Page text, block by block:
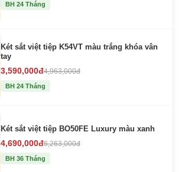
BH 24 Tháng
Két sắt việt tiệp K54VT màu trắng khóa vân
tay
3,590,000đ4,963,000đ
BH 24 Tháng
Két sắt việt tiệp BO50FE Luxury màu xanh
4,690,000đ6,263,000đ
BH 36 Tháng